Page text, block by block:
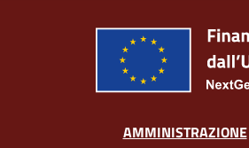
AMMINISTRAZIONE